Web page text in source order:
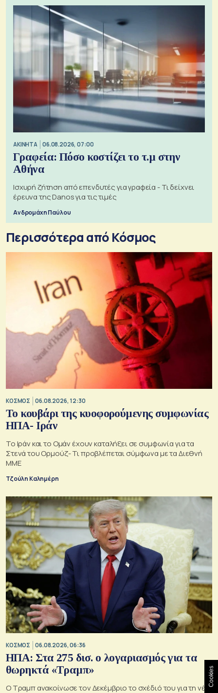
ΑΚΙΝΗΤΑ 06.08.2026, 07:00
Γραφεία: Πόσο κοστίζει το τ.μ στην
Αθήνα
Ισχυρή ζήτηση από επενδυτές για γραφεία - Τι δείχνει
έρευνα της Danos για τις τιμές
Ανδρομάχη Παύλου
Περισσότερα από Κόσμος
ΚΟΣΜΟΣ 06.08.2026, 12:30
Το κουβάρι της κυοφορούμενης συμφωνίας
ΗΠΑ- Ιράν
Το Ιράν και το Ομάν έχουν καταλήξει σε συμφωνία για τα
Στενά του Ορμούζ- Τι προβλέπεται σύμφωνα με τα Διεθνή
ΜΜΕ
Τζούλη Καλημέρη
ΚΟΣΜΟΣ 06.08.2026, 06:36
ΗΠΑ: Στα 275 δισ. ο λογαριασμός για τα
θωρηκτά «Τραμπ»
Ο Τραμπ ανακοίνωσε τον Δεκέμβριο το σχέδιό του για τη νέα
Cookies